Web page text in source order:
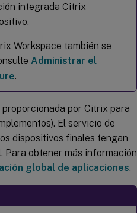
integrada Citrix
Workspace también se
Administrar el
.
proporcionada por Citrix para
El servicio de
dispositivos finales tengan
Para obtener más información
global de aplicaciones.